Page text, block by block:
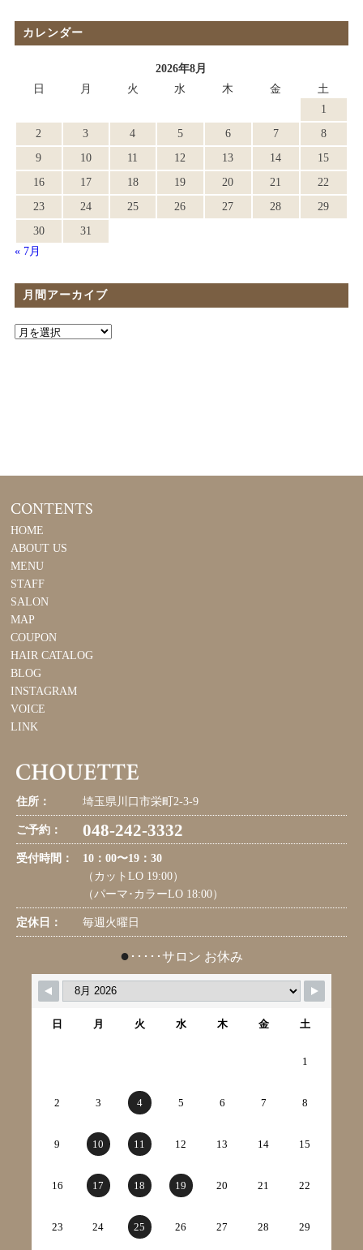
カレンダー
2026年8月
日
月 火 水 木 金
土
1
2
3 4 5 6 7
8
9
10 11 12 13 14
15
16
17 18 19 20 21
22
23
24 25 26 27 28
29
30
31
« 7月
月間アーカイブ
CONTENTS
HOME
ABOUT US
MENU
STAFF
SALON
MAP
COUPON
HAIR CATALOG
BLOG
INSTAGRAM
VOICE
LINK
住所： 埼玉県川口市栄町2-3-9
ご予約： 048-242-3332
受付時間：
10：00〜19：30
（カットLO 19:00）
（パーマ･カラーLO 18:00）
定休日： 毎週火曜日
● ･････サロン お休み
日 月 火 水 木 金 土
1
2 3 4 5 6 7 8
9 10 11 12 13 14 15
16 17 18 19 20 21 22
23 24 25 26 27 28 29